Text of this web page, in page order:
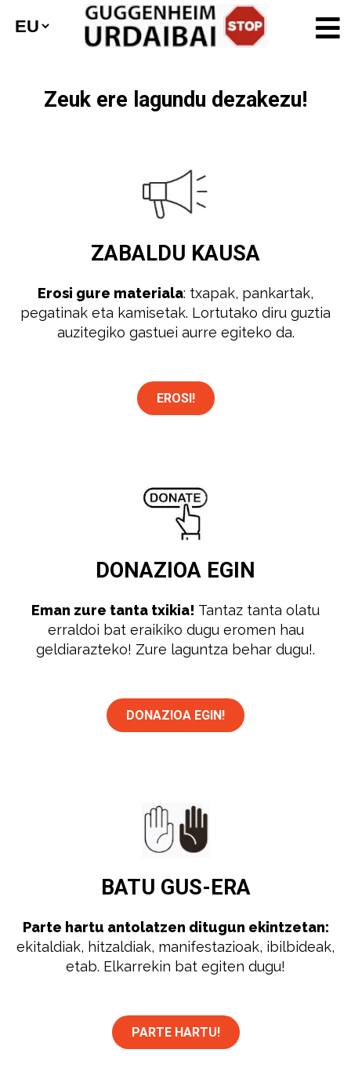
Zeuk ere lagundu dezakezu!
ZABALDU KAUSA
Erosi gure materiala: txapak, pankartak,
pegatinak eta kamisetak. Lortutako diru guztia
auzitegiko gastuei aurre egiteko da.
EROSI!
DONAZIOA EGIN
Eman zure tanta txikia! Tantaz tanta olatu
erraldoi bat eraikiko dugu eromen hau
geldiarazteko! Zure laguntza behar dugu!.
DONAZIOA EGIN!
BATU GUS-ERA
Parte hartu antolatzen ditugun ekintzetan:
ekitaldiak, hitzaldiak, manifestazioak, ibilbideak,
etab. Elkarrekin bat egiten dugu!
PARTE HARTU!